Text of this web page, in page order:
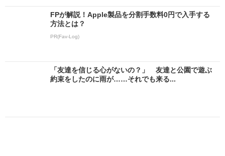
FPが解説！Apple製品を分割手数料0円で入手する
方法とは？
PR(Fav-Log)
「友達を信じる心がないの？」 友達と公園で遊ぶ
約束をしたのに雨が……それでも来る...